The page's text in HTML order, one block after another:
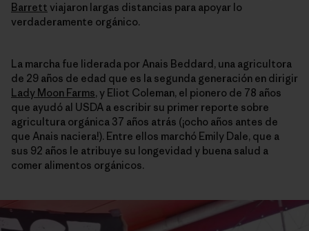
Barrett viajaron largas distancias para apoyar lo
verdaderamente orgánico.
La marcha fue liderada por Anais Beddard, una agricultora
de 29 años de edad que es la segunda generación en dirigir
Lady Moon Farms, y Eliot Coleman, el pionero de 78 años
que ayudó al USDA a escribir su primer reporte sobre
agricultura orgánica 37 años atrás (¡ocho años antes de
que Anais naciera!). Entre ellos marchó Emily Dale, que a
sus 92 años le atribuye su longevidad y buena salud a
comer alimentos orgánicos.